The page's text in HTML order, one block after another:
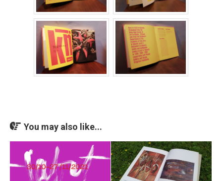
You may also like...